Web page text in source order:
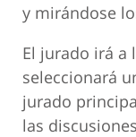
y mirándose
El jurado irá a
seleccionará
jurado
las